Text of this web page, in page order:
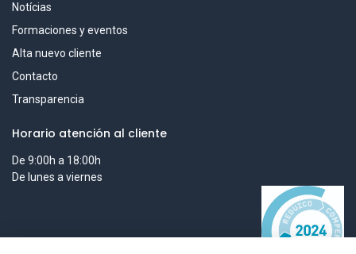
Notícias
Formaciones y eventos
Alta nuevo cliente
Contacto
Transparencia
Horario atención al cliente
De 9:00h a 18:00h
De lunes a viernes